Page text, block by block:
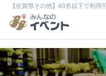
【佐賀県その他】40名以下で利用